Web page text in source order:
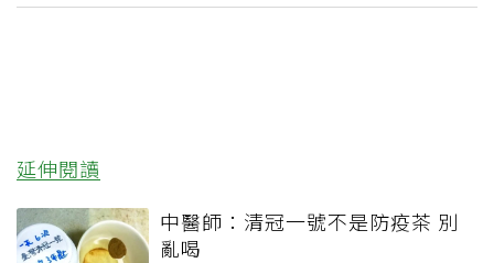
延伸閱讀
中醫師：清冠一號不是防疫茶 別
亂喝